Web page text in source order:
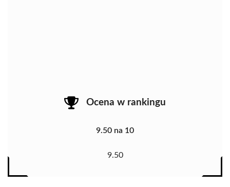
Ocena w rankingu
9.50 na 10
9.50